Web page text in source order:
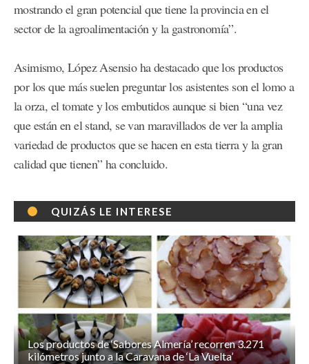
mostrando el gran potencial que tiene la provincia en el
sector de la agroalimentación y la gastronomía”.
Asimismo, López Asensio ha destacado que los productos
por los que más suelen preguntar los asistentes son el lomo a
la orza, el tomate y los embutidos aunque si bien “una vez
que están en el stand, se van maravillados de ver la amplia
variedad de productos que se hacen en esta tierra y la gran
calidad que tienen” ha concluido.
QUIZÁS LE INTERESE
Los productos de ‘Sabores Almería’ recorren 3.271
kilómetros junto a la Caravana de ‘La Vuelta’